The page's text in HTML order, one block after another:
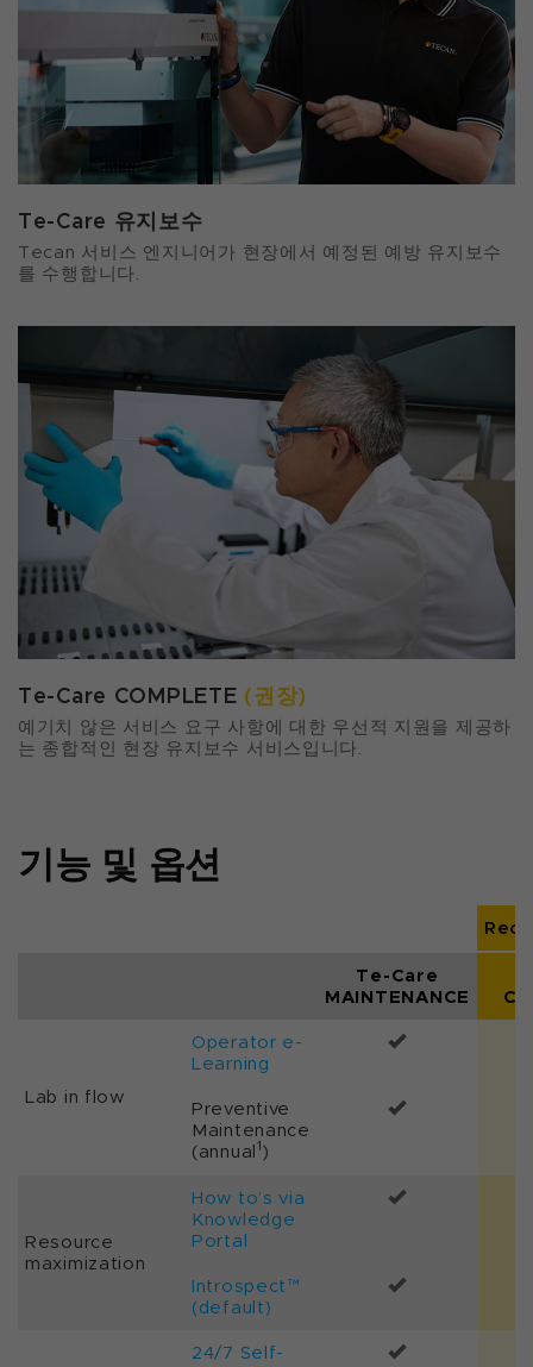
Te-Care 유지보수
Tecan 서비스 엔지니어가 현장에서 예정된 예방 유지보수
를 수행합니다.
Te-Care COMPLETE (권장)
예기치 않은 서비스 요구 사항에 대한 우선적 지원을 제공하
는 종합적인 현장 유지보수 서비스입니다.
기능 및 옵션
Te-Care
MAINTENANCE
Lab in flow
Operator e-
Learning
Preventive
Maintenance
(annual1)
Resource
maximization
How to’s via
Knowledge
Portal
Introspect™
(default)
24/7 Self-